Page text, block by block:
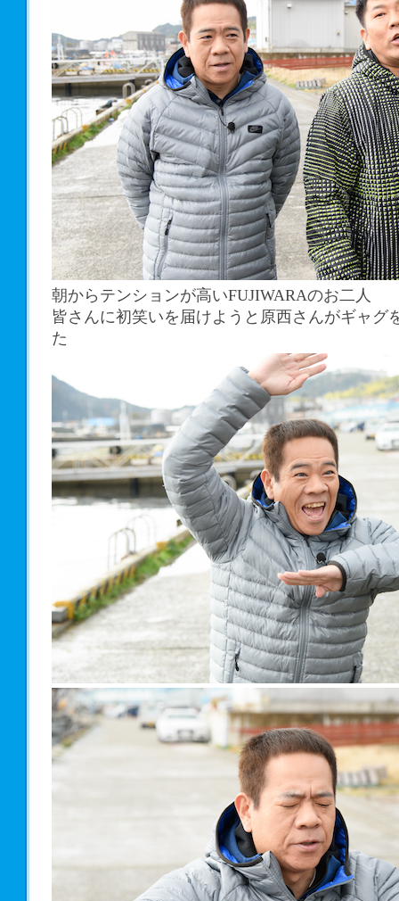
朝からテンションが高いFUJIWARAのお二人
皆さんに初笑いを届けようと原西さんがギャグ
た